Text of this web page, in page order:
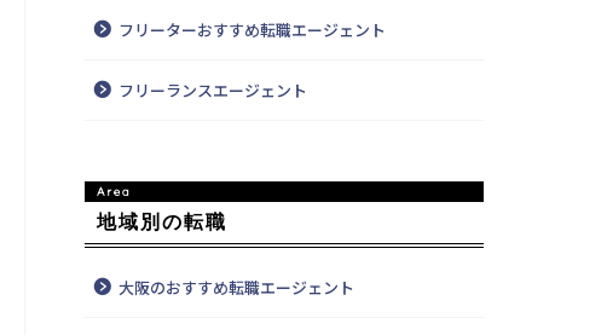
フリーターおすすめ転職エージェント
フリーランスエージェント
地域別の転職
大阪のおすすめ転職エージェント